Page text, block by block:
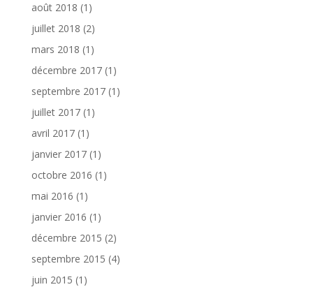
août 2018 (1)
juillet 2018 (2)
mars 2018 (1)
décembre 2017(1)
septembre 2017(1)
juillet 2017(1)
avril 2017(1)
janvier 2017(1)
octobre 2016 (1)
mai 2016 (1)
janvier 2016 (1)
décembre 2015 (2)
septembre 2015 (4)
juin 2015 (1)